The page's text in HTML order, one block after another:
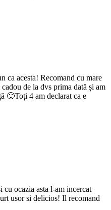
ca acesta! Recomand cu mare
de la dvs prima dată și am
🙂Toți 4 am declarat ca e
ocazia asta l-am incercat
usor si delicios! Il recomand